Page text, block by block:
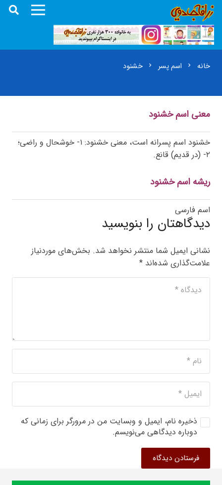
خانه chevron_right اسم پسر chevron_right خشنود
معنی اسم خشنود
خشنود اسم پسرانه است، معنی خشنود: ۱- خوشحال و راضی؛
۲- (در قدیم) قانع.
ریشه اسم خشنود
اسم فارسی
دیدگاهتان را بنویسید
نشانی ایمیل شما منتشر نخواهد شد. بخش‌های موردنیاز
علامت‌گذاری شده‌اند *
ذخیره نام، ایمیل و وبسایت من در مرورگر برای زمانی که
دوباره دیدگاهی می‌نویسم.
فرستادن دیدگاه